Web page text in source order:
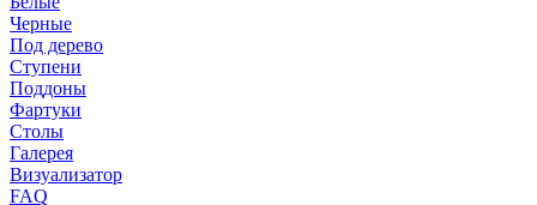
Черные
Под дерево
Ступени
Поддоны
Фартуки
Столы
Галерея
Визуализатор
FAQ